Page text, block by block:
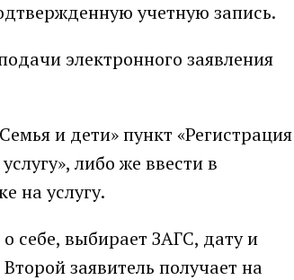
учетную запись.
электронного заявления
и дети» пункт «Регистрация
либо же ввести в
на услугу.
себе, выбирает ЗАГС, дату и
заявитель получает на